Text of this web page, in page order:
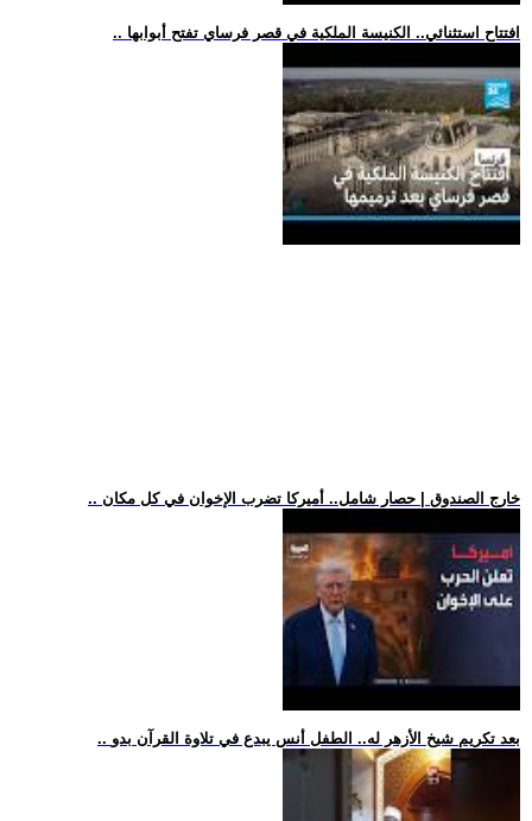
.. افتتاح استثنائي.. الكنيسة الملكية في قصر فرساي تفتح أبوابها
.. خارج الصندوق | حصار شامل.. أميركا تضرب الإخوان في كل مكان
.. بعد تكريم شيخ الأزهر له.. الطفل أنس يبدع في تلاوة القرآن بدو